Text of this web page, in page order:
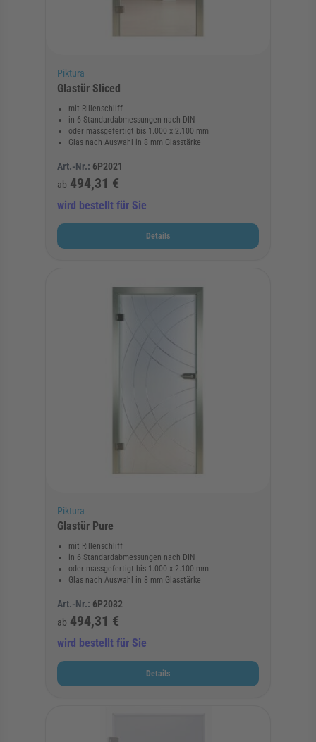
Piktura
Glastür Sliced
mit Rillenschliff
in 6 Standardabmessungen nach DIN
oder massgefertigt bis 1.000 x 2.100 mm
Glas nach Auswahl in 8 mm Glasstärke
Art.-Nr.: 6P2021
ab 494,31 €
wird bestellt für Sie
Details
Piktura
Glastür Pure
mit Rillenschliff
in 6 Standardabmessungen nach DIN
oder massgefertigt bis 1.000 x 2.100 mm
Glas nach Auswahl in 8 mm Glasstärke
Art.-Nr.: 6P2032
ab 494,31 €
wird bestellt für Sie
Details